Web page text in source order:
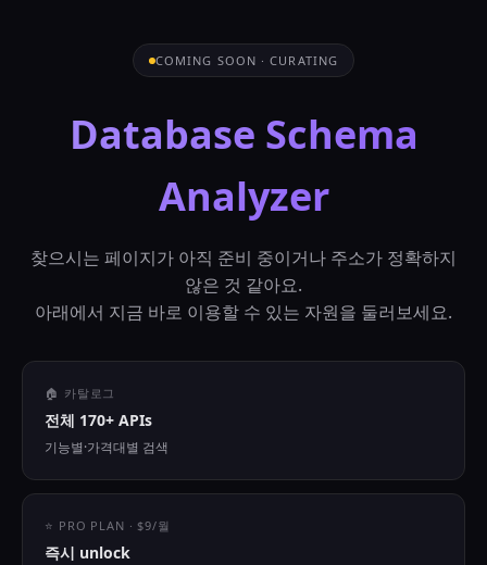
COMING SOON · CURATING
Database Schema
Analyzer
찾으시는 페이지가 아직 준비 중이거나 주소가 정확하지
않은 것 같아요.
아래에서 지금 바로 이용할 수 있는 자원을 둘러보세요.
🏠 카탈로그
전체 170+ APIs
기능별·가격대별 검색
⭐ PRO PLAN · $9/월
즉시 unlock